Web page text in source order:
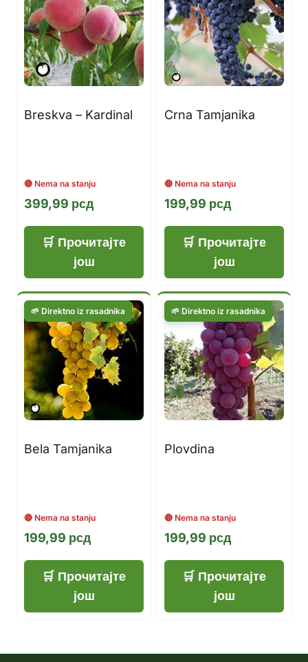
Breskva – Kardinal
399,99 рсд
Прочитајте
још
Crna Tamjanika
199,99 рсд
Прочитајте
још
Bela Tamjanika
199,99 рсд
Прочитајте
још
Plovdina
199,99 рсд
Прочитајте
још